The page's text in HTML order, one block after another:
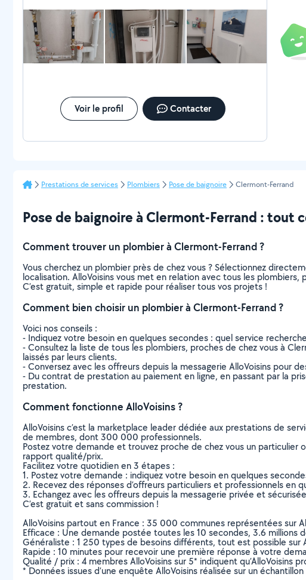
recommande sans hésitation.
Voir le profil Contacter
Prestations de services Plombiers Pose de baignoire Clermont-Ferrand
Pose de baignoire à Clermont-Ferrand : tout
Comment trouver un plombier à Clermont-Ferrand ?
Vous cherchez un plombier près de chez vous ? Sélectionnez
localisation. AlloVoisins vous met en relation avec tous les
C’est gratuit, simple et rapide pour réaliser tous vos projets !
Comment bien choisir un plombier à Clermont-Ferrand ?
Voici nos conseils :
- Indiquez votre besoin en quelques secondes : quel service
- Consultez la liste de tous les plombiers, proches de chez vous à
laissés par leurs clients.
- Conversez avec les offreurs depuis la messagerie AlloVoisins pour
- Du contrat de prestation au paiement en ligne, en passant par la
prestation.
Comment fonctionne AlloVoisins ?
AlloVoisins c’est la marketplace leader dédiée aux prestations de
de membres, dont 300 000 professionnels.
Postez votre demande et trouvez proche de chez vous un
rapport qualité/prix.
Facilitez votre quotidien en 3 étapes :
1. Postez votre demande : indiquez votre besoin en quelques
2. Recevez des réponses d’offreurs particuliers et professionnels en
3. Echangez avec les offreurs depuis la messagerie privée et
C’est gratuit et sans commission !
AlloVoisins partout en France : 35 000 communes représentées sur
Efficace : Une demande postée toutes les 10 secondes, 3.6 millions
Généraliste : 1 250 types de besoins différents, tout est possible sur
Rapide : 10 minutes pour recevoir une première réponse à votre
Qualité / prix : 4 membres AlloVoisins sur 5* indiquent qu’AlloVoisins
* Données issues d’une enquête AlloVoisins réalisée sur un